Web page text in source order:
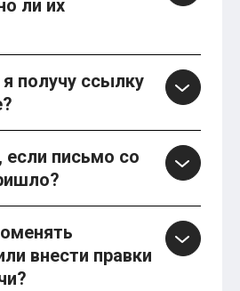
ли их
получу ссылку
если письмо со
внести правки